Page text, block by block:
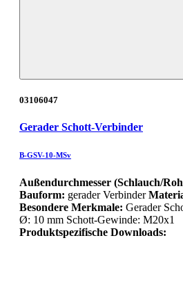
03106047
Gerader Schott-Verbinder
B-GSV-10-MSv
Außendurchmesser (Schlauch/
Bauform: gerader Verbinder
Besondere Merkmale: Gerader
Ø: 10 mm Schott-Gewinde: M20x1
Produktspezifische Downloads: